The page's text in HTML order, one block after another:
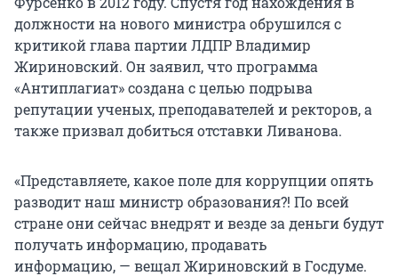
предпринимает всё, чтобы от лучшего в мире
творческого образования ничего не осталось.
Вот лишь некоторые факты. Детские школы
искусств по непонятным причинам отнесены к
системе дополнительного образования и
находятся в крайне беззащитном положении.
стране закрылись сотни творческих школ, и это
далеко не предел», — говорилось в тексте
письма.
научных трудов. В этот список вошел
Саратовский государственный социально-
экономический университет, в котором
подозрительно часто защищались российские
чиновники. Помимо Артемия Никитова, там же
засветился бывший директор Федерального
центра тестирования Рособрнадзора, человек,
Пономаренко. Существующий при
университете «Вестник СГСЭУ» тем временем
становился основным местом для научных
статей, необходимых для соискания научной
степени.
должности на нового министра обрушился с
критикой глава партии ЛДПР Владимир
Жириновский. Он заявил, что программа
«Антиплагиат» создана с целью подрыва
репутации ученых, преподавателей и ректоров, а
также призвал добиться отставки Ливанова.
«Представляете, какое поле для коррупции опять
разводит наш министр образования?! По всей
стране они сейчас внедрят и везде за деньги будут
получать информацию, продавать
информацию, — вещал Жириновский в Госдуме.